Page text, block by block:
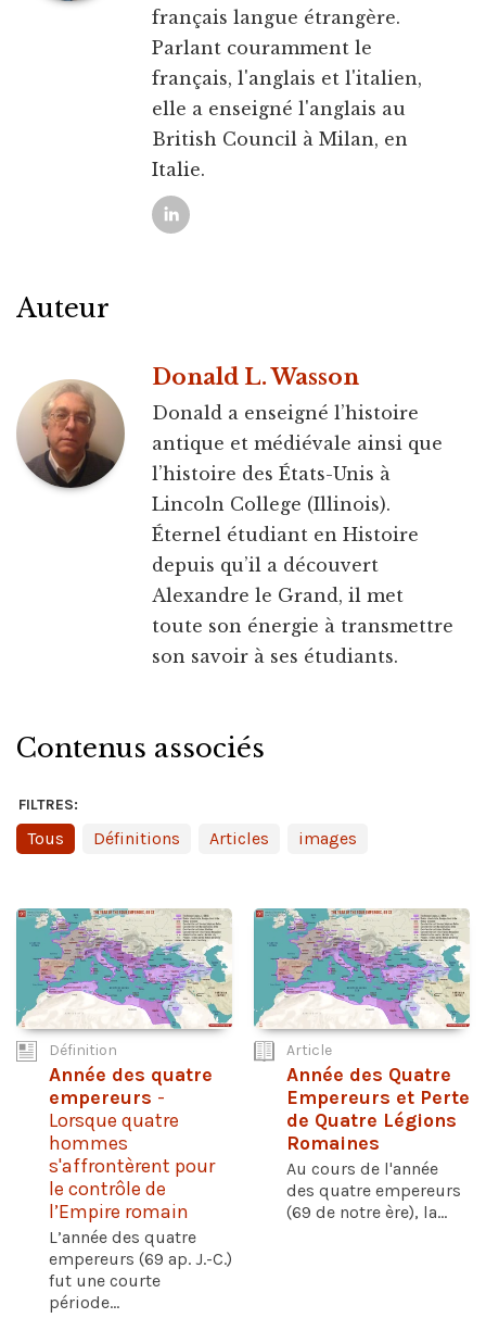
français langue étrangère.
Parlant couramment le
français, l'anglais et l'italien,
elle a enseigné l'anglais au
British Council à Milan, en
Italie.
Auteur
Donald L. Wasson
Donald a enseigné l’histoire
antique et médiévale ainsi que
l’histoire des États-Unis à
Lincoln College (Illinois).
Éternel étudiant en Histoire
depuis qu’il a découvert
Alexandre le Grand, il met
toute son énergie à transmettre
son savoir à ses étudiants.
Contenus associés
FILTRES:
Tous Définitions Articles images
Définition
Année des quatre
empereurs -
Lorsque quatre
hommes
s'affrontèrent pour
le contrôle de
l’Empire romain
L’année des quatre
empereurs (69 ap. J.-C.)
fut une courte
période...
Article
Année des Quatre
Empereurs et Perte
de Quatre Légions
Romaines
Au cours de l'année
des quatre empereurs
(69 de notre ère), la...